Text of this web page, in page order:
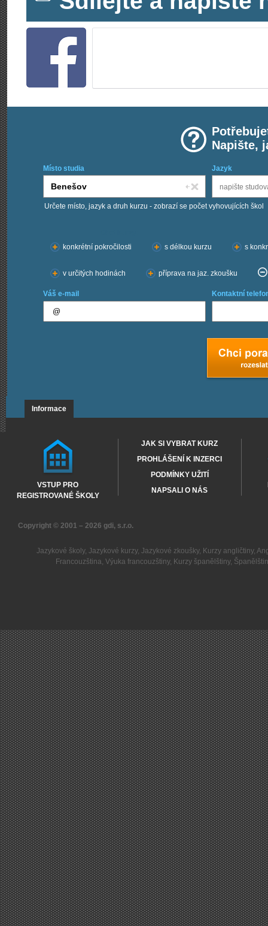
Napište,
Místo studia Jazyk
Určete místo, jazyk a druh kurzu - zobrazí se počet vyhovujících škol
konkrétní pokročilosti
s délkou kurzu s
v určitých hodinách příprava na jaz. zkoušku
Váš e-mail Kontaktní
Informace
VSTUP PRO
REGISTROVANÉ ŠKOLY
JAK SI VYBRAT KURZ
PROHLÁŠENÍ K INZERCI
PODMÍNKY UŽITÍ
NAPSALI O NÁS
Copyright © 2001 – 2026 gdi, s.r.o.
Jazykové školy, Jazykové kurzy, Jazykové zkoušky, Kurzy angličtiny,
Francouzština,Výuka francouzštiny, Kurzy španělštiny,